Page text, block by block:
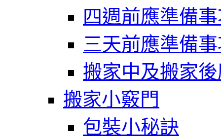
四週前應準備
三天前應準備
搬家中及搬家
搬家小竅門
包裝小秘訣